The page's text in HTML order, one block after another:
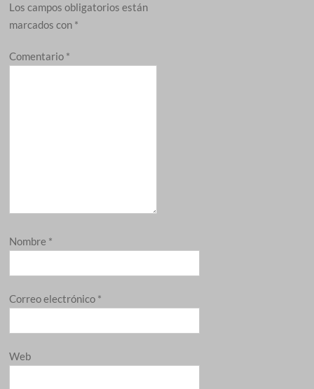
Los campos obligatorios están
marcados con *
Comentario *
Nombre *
Correo electrónico *
Web